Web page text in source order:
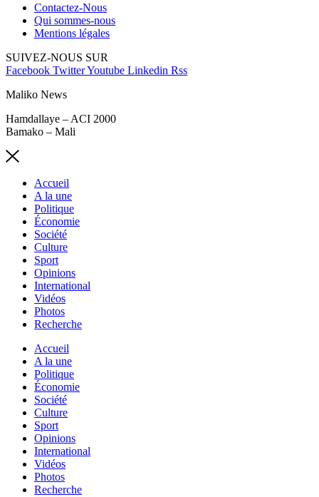
Contactez-Nous
Qui sommes-nous
Mentions légales
SUIVEZ-NOUS SUR
Facebook TwitterYoutube Linkedin Rss
Maliko News
Hamdallaye – ACI 2000
Bamako – Mali
Accueil
A la une
Politique
Économie
Société
Culture
Sport
Opinions
International
Vidéos
Photos
Recherche
Accueil
A la une
Politique
Économie
Société
Culture
Sport
Opinions
International
Vidéos
Photos
Recherche